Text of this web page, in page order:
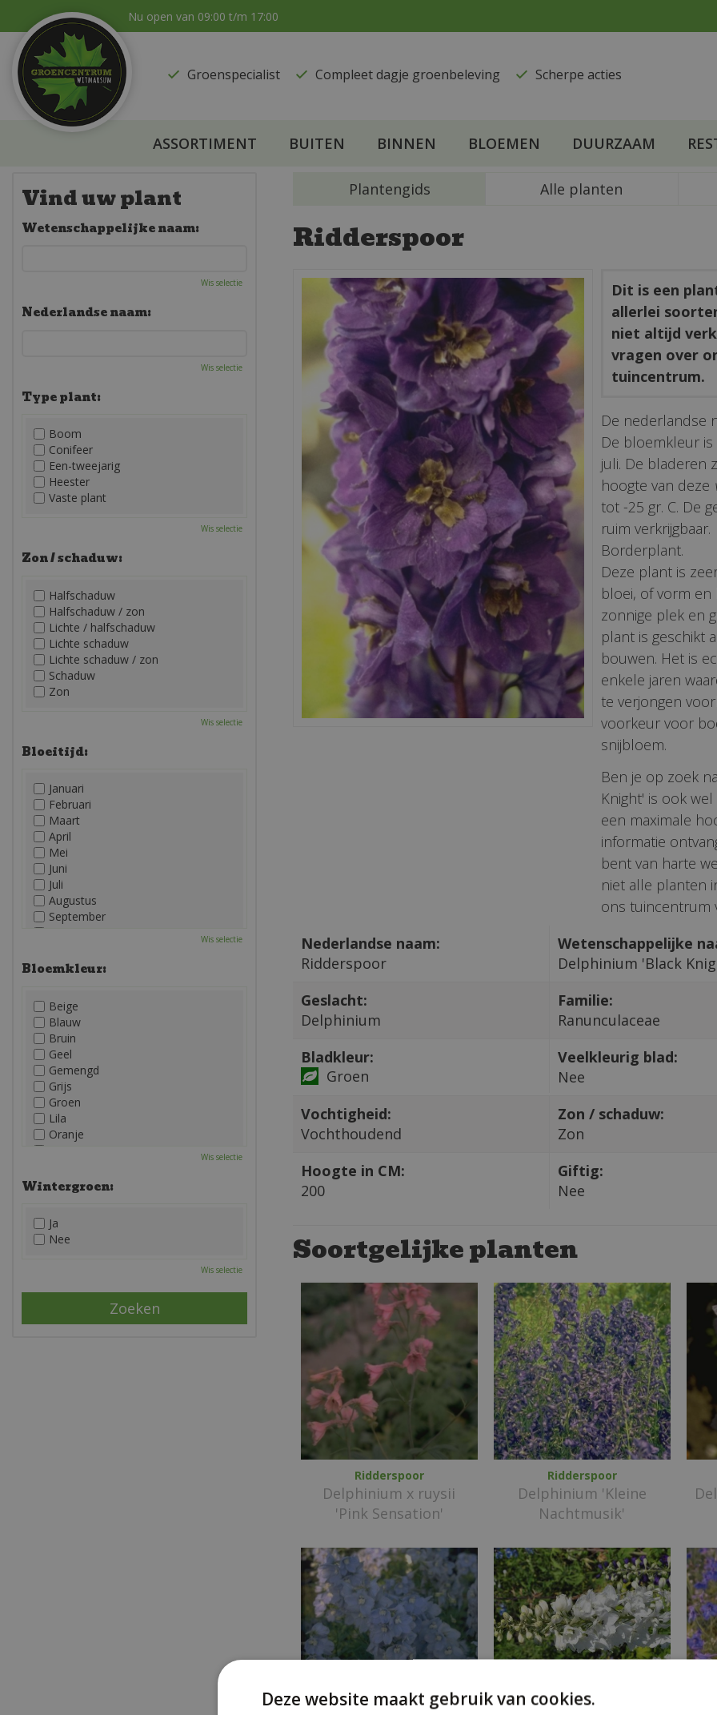
naar
content
Nu open van 09:00 t/m 17:00
Groenspecialist ​Compleet dagje groenbeleving ​Scherpe acties
ASSORTIMENT BUITEN BINNEN BLOEMEN DUURZAAM
Plantengids Alle planten
Ridderspoor
Dit is een
allerlei
niet altijd
vragen over
tuincentrum.
De nederlandse
De bloemkleur
juli. De bladeren
hoogte van deze
tot -25 gr. C. De
ruim verkrijgbaar.
Borderplant.
Deze plant is
bloei, of vorm en
zonnige plek en
plant is geschikt
bouwen. Het is
enkele jaren
te verjongen
voorkeur voor
snijbloem.
Ben je op zoek
Knight' is ook
een maximale
informatie
bent van harte
niet alle planten
ons tuincentrum
Nederlandse naam:
Ridderspoor
Wetenschappelijke
Delphinium 'Black
Geslacht:
Delphinium
Familie:
Ranunculaceae
Bladkleur:
Groen
Veelkleurig blad:
Nee
Vochtigheid:
Vochthoudend
Zon / schaduw:
Zon
Hoogte in CM:
200
Giftig:
Nee
Soortgelijke planten
Ridderspoor
Delphinium x ruysii
'Pink Sensation'
Ridderspoor
Delphinium 'Kleine
Nachtmusik'
Vind uw plant
Wetenschappelijke naam:
Wis selectie
Nederlandse naam:
Wis selectie
Type plant:
Boom
Conifeer
Een-tweejarig
Heester
Vaste plant
Wis selectie
Zon / schaduw:
Halfschaduw
Halfschaduw / zon
Lichte / halfschaduw
Lichte schaduw
Lichte schaduw / zon
Schaduw
Zon
Wis selectie
Bloeitijd:
Januari
Februari
Maart
April
Mei
Juni
Juli
Augustus
September
December
Wis selectie
Bloemkleur:
Beige
Blauw
Bruin
Geel
Gemengd
Grijs
Groen
Lila
Oranje
Roze
Wis selectie
Wintergroen:
Ja
Nee
Wis selectie
Deze website maakt gebruik van cookies.